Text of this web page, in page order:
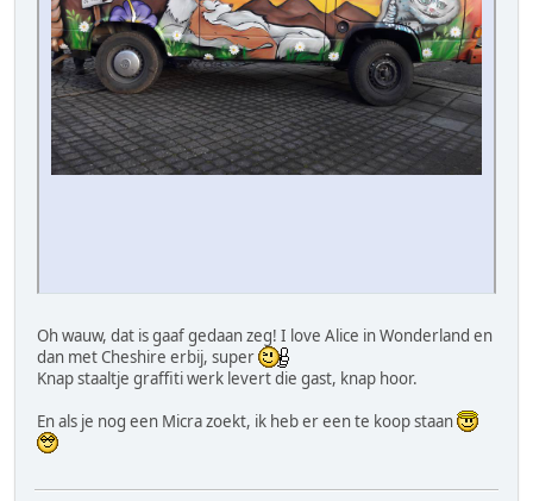
Oh wauw, dat is gaaf gedaan zeg! I love Alice in Wonderland en
dan met Cheshire erbij, super
Knap staaltje graffiti werk levert die gast, knap hoor.
En als je nog een Micra zoekt, ik heb er een te koop staan